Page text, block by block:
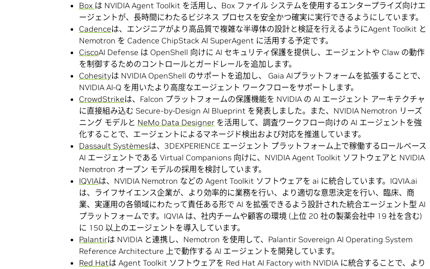
Box は NVIDIA Agent Toolkit を活用し、Box ファイル システムを使用するエンタープライズ向けエ
ージェントが、長時間にわたるビジネス プロセスを安全かつ確実に実行できるようにしています。
Cadenceは、エンジニアがより高品質で複雑な半導体の設計と検証を行えるようにAgent Toolkit と
Nemotron を Cadence ChipStack AI SuperAgent に活用する予定です。
CiscoAI Defense は OpenShell 向けに AI セキュリティ保護を提供し、エージェントや Claw の動作
を制御するためのコントロールとガードレールを追加します。
Cohesityは NVIDIA OpenShell のサポートを追加し、 Gaia AIプラットフォームを拡張することで、
NVIDIA AI-Q を用いたより高度なエージェント ワークフローをサポートします。
CrowdStrikeは、Falcon プラットフォームの保護機能を NVIDIA の AI エージェント アーキテクチャ
に直接組み込む Secure-by-Design AI Blueprint を発表しました。また、NVIDIA Nemotron リーズ
ニング モデルと NeMo Data Designer を活用して、調査ワークフロー向けの AI エージェントを強
化することで、エージェントによるマネージド検出および対応を推進しています。
Dassault Systèmesは、3DEXPERIENCE エージェント プラットフォーム上で稼働するロールベース
AI エージェントである Virtual Companions 向けに、NVIDIA Agent Toolkit ソフトウェアと NVIDIA
Nemotron オープン モデルの採用を検討しています。
IQVIAは、NVIDIA Nemotron などの Agent Toolkit ソフトウェアを ai に統合しています。IQVIA.ai
は、ライフサイエンス企業が、より効率的に業務を行い、より適切な意思決定を行い、臨床、商
業、実運用の各領域にわたって責任ある形で AI を拡張できるよう設計された統合エージェント型 AI
プラットフォームです。IQVIA は、社内チームや顧客の環境 (上位 20 社の製薬会社中 19 社を含む)
に 150 以上のエージェントを導入しています。
Palantirは NVIDIA と連携し、Nemotron を使用して、Palantir Sovereign AI Operating System
Reference Architecture 上で動作する AI エージェントを開発しています。
Red Hatは Agent Toolkit ソフトウェアを Red Hat AI Factory with NVIDIA に統合することで、より